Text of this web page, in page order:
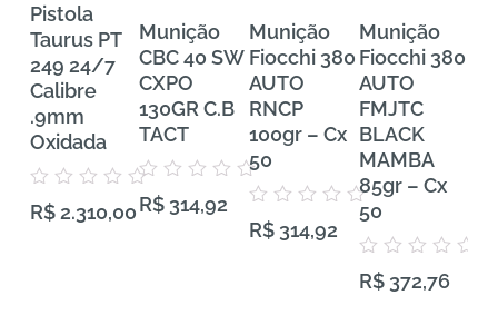
Pistola
Taurus PT
249 24/7
Calibre
.9mm
Oxidada
0
R$2.310,00
Munição
CBC 40 SW
CXPO
130GR C.B
TACT
0
R$ 314,92
Munição
Fiocchi 380
AUTO
RNCP
100gr – Cx
50
0
R$ 314,92
Munição
Fiocchi 380
AUTO
FMJTC
BLACK
MAMBA
85gr – Cx
50
0
R$372,76